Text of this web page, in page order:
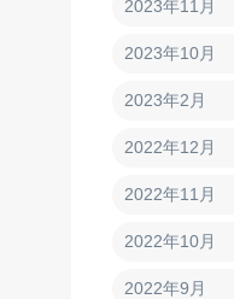
2023年11月
2023年10月
2023年2月
2022年12月
2022年11月
2022年10月
2022年9月